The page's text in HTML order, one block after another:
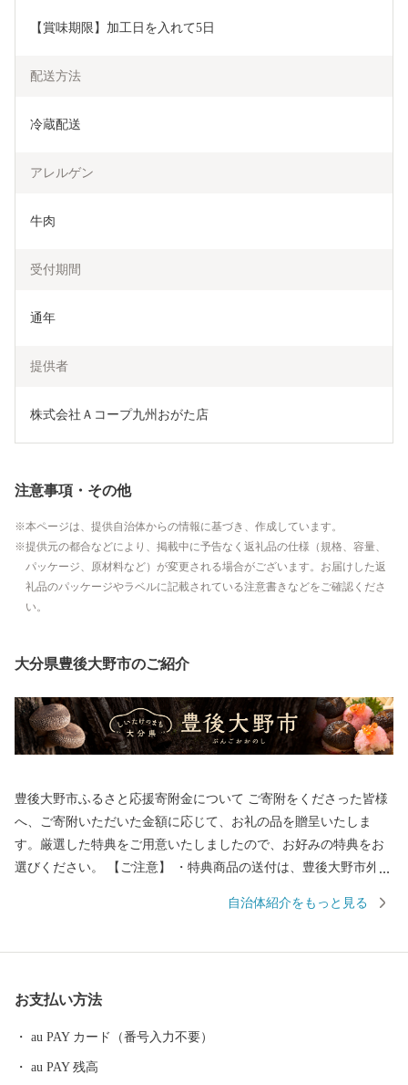
【賞味期限】加工日を入れて5日
配送方法
冷蔵配送
アレルゲン
牛肉
受付期間
通年
提供者
株式会社Ａコープ九州おがた店
注意事項・その他
本ページは、提供自治体からの情報に基づき、作成しています。
提供元の都合などにより、掲載中に予告なく返礼品の仕様（規格、容量、
パッケージ、原材料など）が変更される場合がございます。お届けした返
礼品のパッケージやラベルに記載されている注意書きなどをご確認くださ
い。
大分県豊後大野市のご紹介
豊後大野市ふるさと応援寄附金について ご寄附をくださった皆様
へ、ご寄附いただいた金額に応じて、お礼の品を贈呈いたしま
す。厳選した特典をご用意いたしましたので、お好みの特典をお
選びください。 【ご注意】 ・特典商品の送付は、豊後大野市外に
年度内の回数制限は現在設けておりません。 ・パッケージが異な
自治体紹介をもっと見る
お支払い方法
au PAY カード（番号入力不要）
au PAY 残高